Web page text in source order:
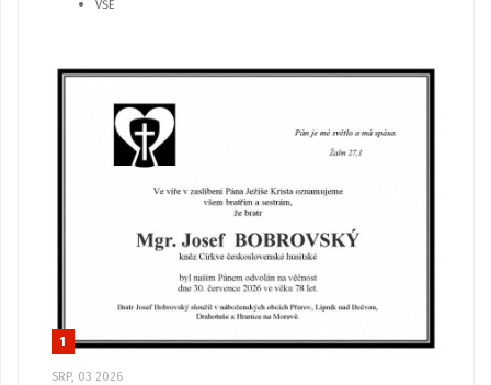
VŠE
1
SRP, 03 2026